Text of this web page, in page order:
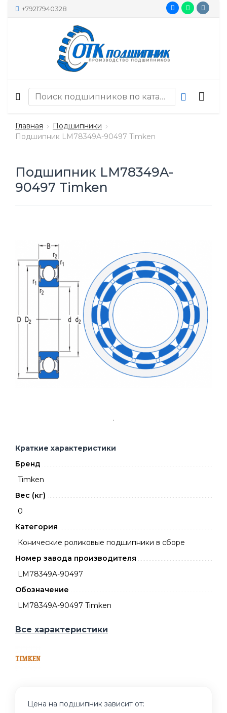
+79217940328
Главная
Подшипники
Подшипник LM78349A-90497 Timken
Подшипник LM78349A-
90497 Timken
Краткие характеристики
Бренд
Timken
Вес (кг)
0
Категория
Конические роликовые подшипники в сборе
Номер завода производителя
LM78349A-90497
Обозначение
LM78349A-90497 Timken
Все характеристики
Цена на подшипник зависит от: